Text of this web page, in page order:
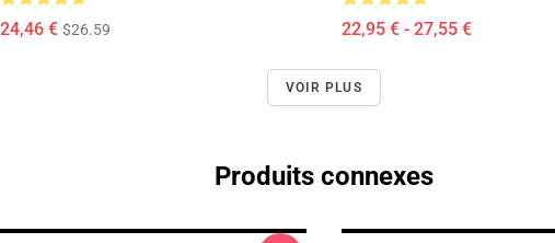
24,46 € $26.59 22,95 € - 27,55 €
VOIR PLUS
Produits connexes